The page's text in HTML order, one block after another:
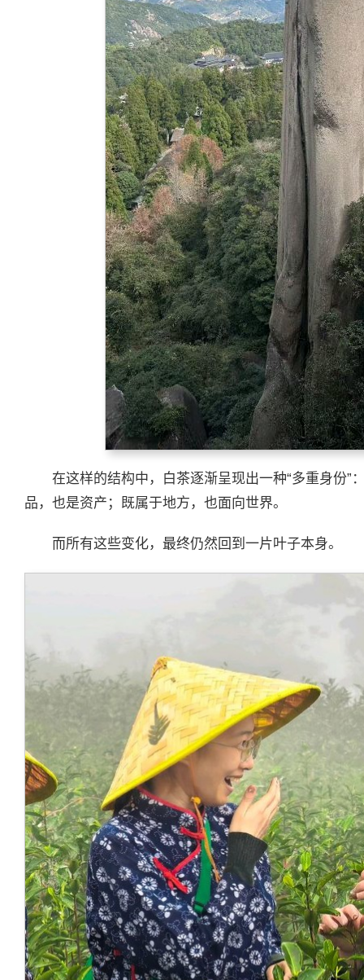
在这样的结构中，白茶逐渐呈现出一种“多重身份”
品，也是资产；既属于地方，也面向世界。
而所有这些变化，最终仍然回到一片叶子本身。